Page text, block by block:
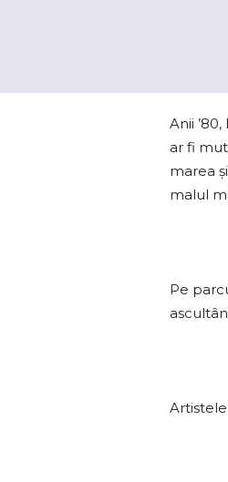
Anii
ar fi
marea
malul
Pe